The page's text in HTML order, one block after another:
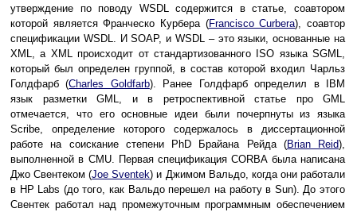
утверждение по поводу WSDL содержится в статье, соавтором
которой является Франческо Курбера (Francisco Curbera), соавтор
спецификации WSDL. И SOAP, и WSDL – это языки, основанные на
XML, а XML происходит от стандартизованного ISO языка SGML,
который был определен группой, в состав которой входил Чарльз
Голдфарб (Charles Goldfarb). Ранее Голдфарб определил в IBM
язык разметки GML, и в ретроспективной статье про GML
отмечается, что его основные идеи были почерпнуты из языка
Scribe, определение которого содержалось в диссертационной
работе на соискание степени PhD Брайана Рейда (Brian Reid),
выполненной в CMU. Первая спецификация CORBA была написана
Джо Свентеком (Joe Sventek) и Джимом Вальдо, когда они работали
в HP Labs (до того, как Вальдо перешел на работу в Sun). До этого
Свентек работал над промежуточным программным обеспечением